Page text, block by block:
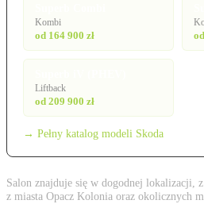
Kombi
od 164 900 zł
Liftback
od 209 900 zł
→ Pełny katalog modeli Skoda
Salon znajduje się w dogodnej lokalizacji,
z miasta Opacz Kolonia oraz okolicznych